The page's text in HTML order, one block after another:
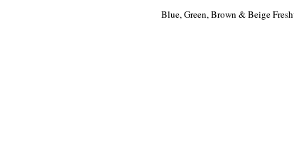
Blue, Green, Brown & Beige